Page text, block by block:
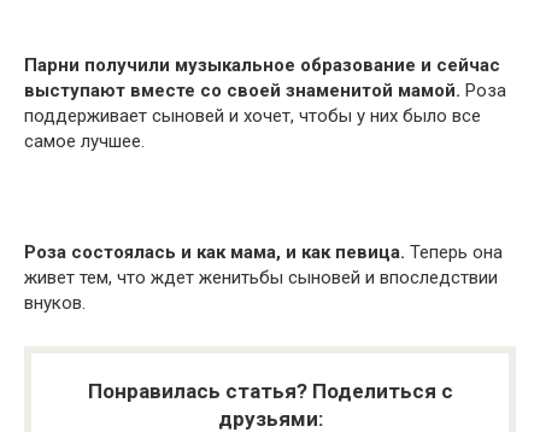
Парни получили музыкальное образование и сейчас
выступают вместе со своей знаменитой мамой. Роза
поддерживает сыновей и хочет, чтобы у них было все
самое лучшее.
Роза состоялась и как мама, и как певица. Теперь она
живет тем, что ждет женитьбы сыновей и впоследствии
внуков.
Понравилась статья? Поделиться с
друзьями: